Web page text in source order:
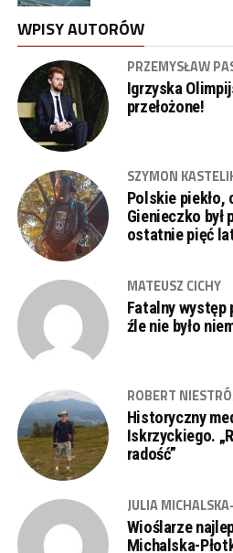
WPISY AUTORÓW
PRZEMYSŁAW
Igrzyska
przełożone!
SZYMON
Polskie piekło,
Gienieczko był
ostatnie pięć
MATEUSZ CICHY
Fatalny występ
źle nie było
ROBERT
Historyczny
Iskrzyckiego.
radość”
JULIA
Wioślarze
Michalska-